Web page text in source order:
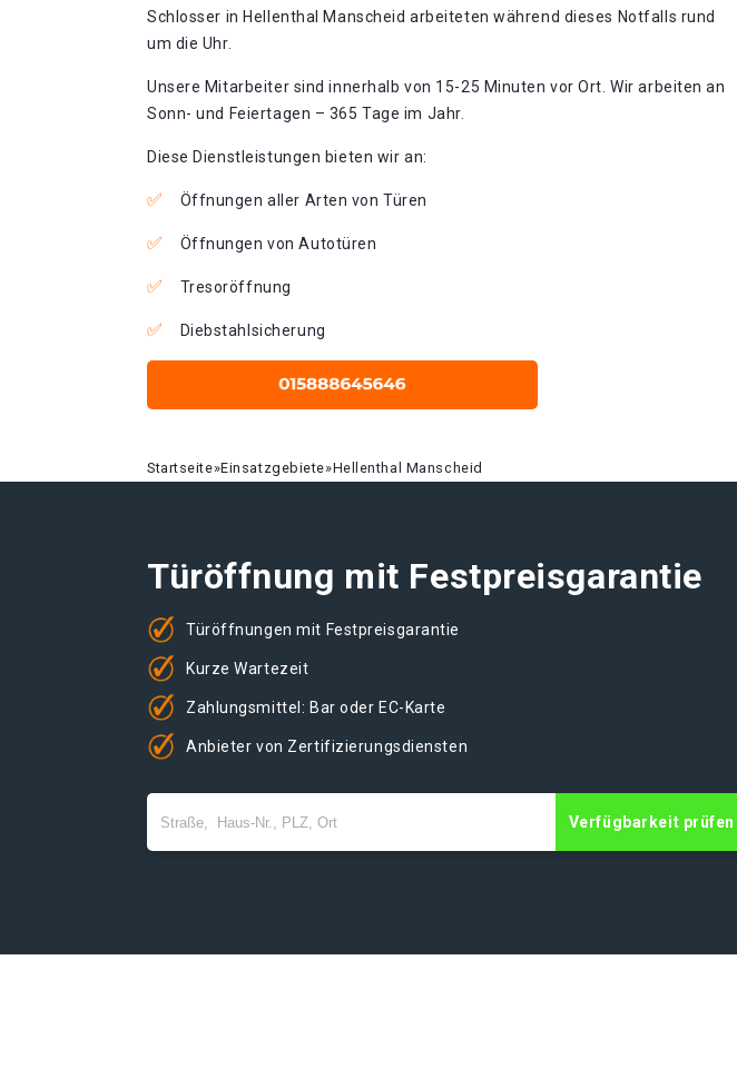
Schlosser in Hellenthal Manscheid arbeiteten während dieses Notfalls rund
um die Uhr.
Unsere Mitarbeiter sind innerhalb von 15-25 Minuten vor Ort. Wir arbeiten an
Sonn- und Feiertagen – 365 Tage im Jahr.
Diese Dienstleistungen bieten wir an:
Öffnungen aller Arten von Türen
Öffnungen von Autotüren
Tresoröffnung
Diebstahlsicherung
Startseite»Einsatzgebiete»Hellenthal Manscheid
Türöffnung mit Festpreisgarantie
Türöffnungen mit Festpreisgarantie
Kurze Wartezeit
Zahlungsmittel: Bar oder EC-Karte
Anbieter von Zertifizierungsdiensten
Verfügbarkeit prüfen